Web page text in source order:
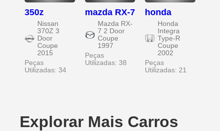
350z
Nissan
370Z 3
Door
Coupe
2015
Peças
Utilizadas: 34
mazda RX-7
Mazda RX-
7 2 Door
Coupe
1997
Peças
Utilizadas: 38
honda
Honda
Integra
Type-R
Coupe
2002
Peças
Utilizadas: 21
Explorar Mais Carros